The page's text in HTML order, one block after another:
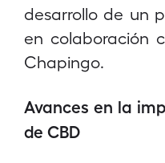
desarrollo de un
en colaboración
Chapingo.
Avances en la
de CBD